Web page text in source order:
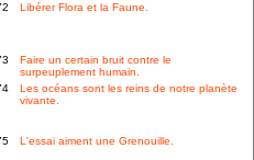
Libérer Flora et la Faune.
Faire un certain bruit contre le
surpeuplement humain.
Les océans sont les reins de notre planète
vivante.
L'essai aiment une Grenouille.